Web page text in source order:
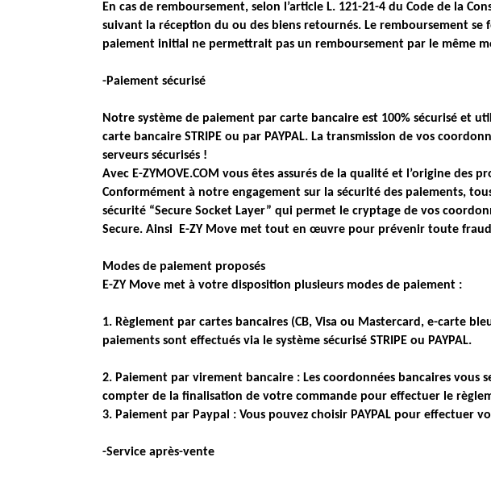
En cas de remboursement, selon l’article L. 121-21-4 du Code de la
suivant la réception du ou des biens retournés. Le remboursement
paiement initial ne permettrait pas un remboursement par le même
-Paiement sécurisé
Notre système de paiement par carte bancaire est 100% sécurisé et
carte bancaire STRIPE ou par PAYPAL. La transmission de vos
serveurs sécurisés !
Avec E-ZYMOVE.COM vous êtes assurés de la qualité et l’origine des
Conformément à notre engagement sur la sécurité des paiements,
sécurité “Secure Socket Layer” qui permet le cryptage de vos
Secure. Ainsi E-ZY Move met tout en œuvre pour prévenir toute
Modes de paiement proposés
E-ZY Move met à votre disposition plusieurs modes de paiement :
1. Règlement par cartes bancaires (CB, Visa ou Mastercard, e-carte
paiements sont effectués via le système sécurisé STRIPE ou PAYPAL.
2. Paiement par virement bancaire : Les coordonnées bancaires vous
compter de la finalisation de votre commande pour effectuer le
3. Paiement par Paypal : Vous pouvez choisir PAYPAL pour effectuer
-Service après-vente